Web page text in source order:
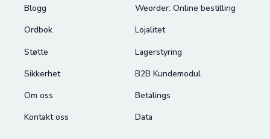
Blogg
Ordbok
Støtte
Sikkerhet
Om oss
Kontakt oss
Weorder: Online bestilling
Lojalitet
Lagerstyring
B2B Kundemodul
Betalings
Data